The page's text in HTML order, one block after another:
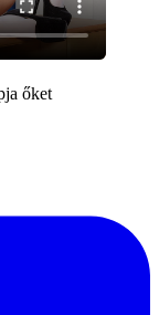
őket